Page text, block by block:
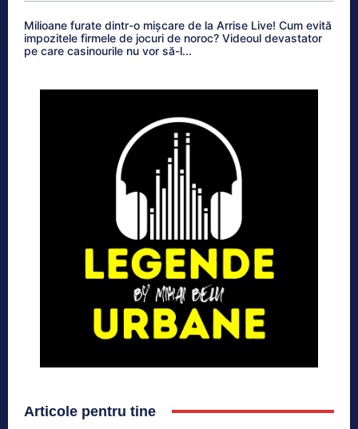
Milioane furate dintr-o mișcare de la Arrise Live! Cum evită
impozitele firmele de jocuri de noroc? Videoul devastator
pe care casinourile nu vor să-l...
Articole pentru tine